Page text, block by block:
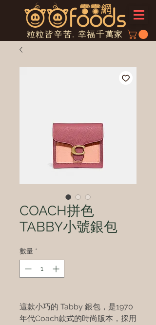
粒粒皆辛苦, 幸福千萬家
COACH拼色
TABBY小號銀包
數量 *
這款小巧的 Tabby 銀包，是1970
年代Coach款式的時尚版本，採用